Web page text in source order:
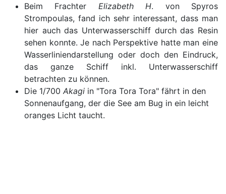
Beim Frachter Elizabeth H. von Spyros
Strompoulas, fand ich sehr interessant, dass man
hier auch das Unterwasserschiff durch das Resin
sehen konnte. Je nach Perspektive hatte man eine
Wasserliniendarstellung oder doch den Eindruck,
das ganze Schiff inkl. Unterwasserschiff
betrachten zu können.
Die 1/700 Akagi in "Tora Tora Tora" fährt in den
Sonnenaufgang, der die See am Bug in ein leicht
oranges Licht taucht.